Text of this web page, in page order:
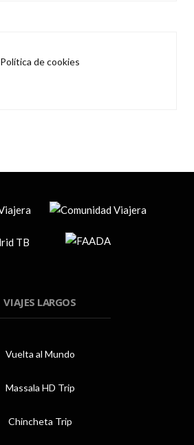
Política de cookies
VIAJES LARGOS
Vuelta al Mundo
Massala HD Trip
Chincheta Trip